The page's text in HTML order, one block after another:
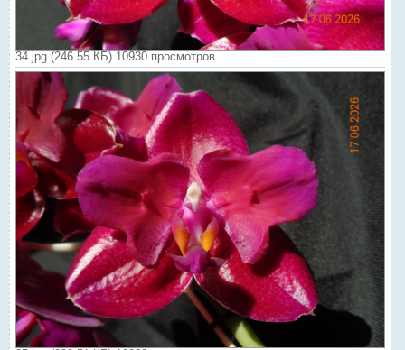
34.jpg (246.55 КБ) 10930 просмотров